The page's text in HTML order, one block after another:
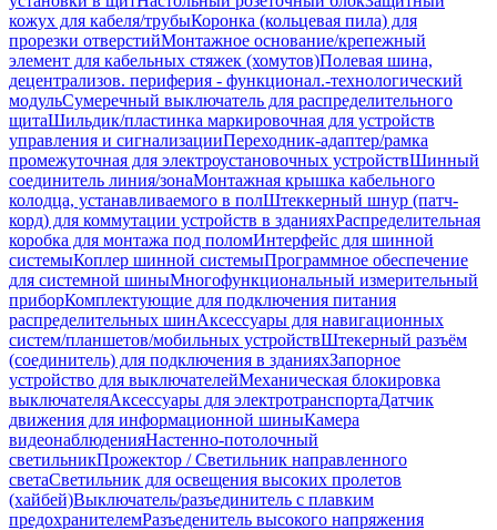
кожух для кабеля/трубыКоронка (кольцевая пила) для
прорезки отверстийМонтажное основание/крепежный
элемент для кабельных стяжек (хомутов)Полевая шина,
децентрализов. периферия - функционал.-технологический
модульСумеречный выключатель для распределительного
щитаШильдик/пластинка маркировочная для устройств
управления и сигнализацииПереходник-адаптер/рамка
промежуточная для электроустановочных устройствШинный
соединитель линия/зонаМонтажная крышка кабельного
колодца, устанавливаемого в полШтеккерный шнур (патч-
корд) для коммутации устройств в зданияхРаспределительная
коробка для монтажа под поломИнтерфейс для шинной
системыКоплер шинной системыПрограммное обеспечение
для системной шиныМногофункциональный измерительный
приборКомплектующие для подключения питания
распределительных шинАксессуары для навигационных
систем/планшетов/мобильных устройствШтекерный разъём
(соединитель) для подключения в зданияхЗапорное
устройство для выключателейМеханическая блокировка
выключателяАксессуары для электротранспортаДатчик
движения для информационной шиныКамера
видеонаблюденияНастенно-потолочный
светильникПрожектор / Светильник направленного
светаСветильник для освещения высоких пролетов
(хайбей)Выключатель/разъединитель с плавким
предохранителемРазъеденитель высокого напряжения